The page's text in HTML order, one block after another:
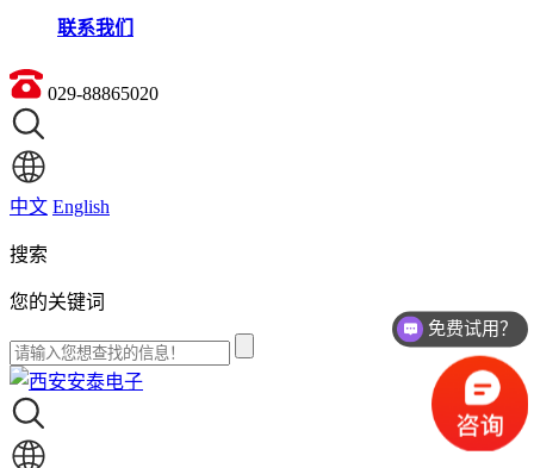
联系我们
029-88865020
中文 English
搜索
您的关键词
免费试用？